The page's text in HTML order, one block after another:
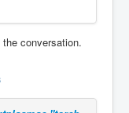
conversation.